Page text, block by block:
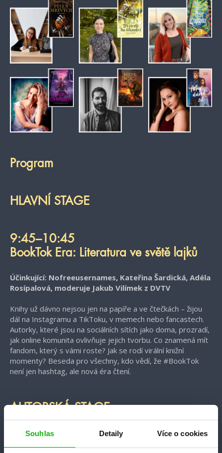
Souhlas Detaily Více o cookies
Program
HLAVNÍ STAGE
9:45–10:45
BookTok Era: Literatura ve světě lajků
Účinkující: Nofreeusernames, Kateřina Šardická, Adéla
Rosípalová, moderuje Jakub Vilímek z DVTV
Knihy už dávno nejsou jen na papíře a ve čtečkách – žijou
dál na Instagramu a TikToku, v memech nebo fancastech.
Autorky, které jsou na sociálních sítích jako doma, prozradí,
jak online komunita ovlivňuje jejich tvorbu. Co znamená mít
fandom, který s vámi roste? Jak se rodí virální knižní
momenty? Beseda pro všechny, kdo vědí, že #BookTok
není jen hashtag, ale nová éra čtení.
AUTORSKÁ STAGE
KREATIVNÍ ZÓNA